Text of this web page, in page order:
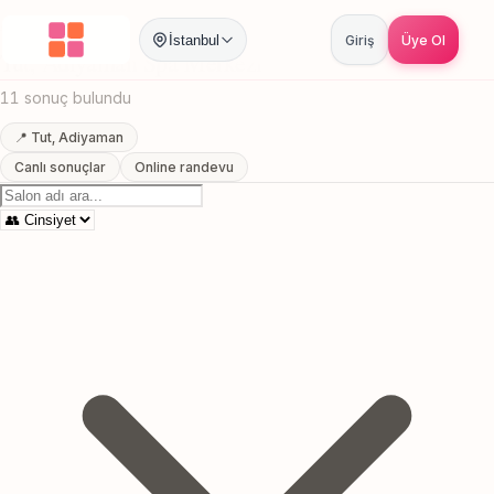
İstanbul Giriş Üye Ol
Anasayfa / Adiyaman / Spa Merkezi
Tut, Adiyaman Spa Merkezi
11 sonuç bulundu
📍 Tut, Adiyaman
Canlı sonuçlar
Online randevu